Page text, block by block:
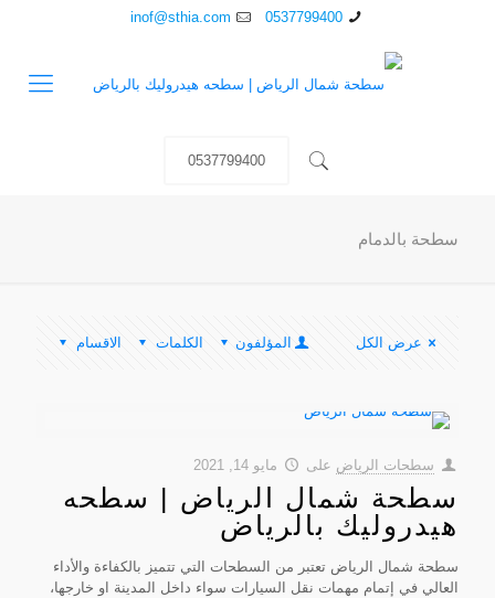
0537799400
inof@sthia.com
0537799400
سطحة بالدمام
الاقسام الكلمات المؤلفون عرض الكل
سطحات الرياض على مايو 14, 2021
سطحة شمال الرياض | سطحه
هيدروليك بالرياض
سطحة شمال الرياض تعتبر من السطحات التي تتميز بالكفاءة والأداء
العالي في إتمام مهمات نقل السيارات سواء داخل المدينة او خارجها،